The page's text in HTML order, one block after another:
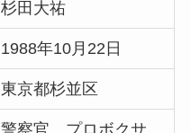
杉田大祐
1988年10月22日
東京都杉並区
警察官、プロボクサ